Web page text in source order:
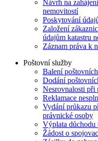
Návrh na
nemovitostí
Poskytování
Založení
údajům katastru
Záznam práva k
Poštovní služby
Balení
Dodání
Nesrovnalosti při
Reklamace
Vydání průkazu
právnické osoby
Výplata důchodu
Žádost o